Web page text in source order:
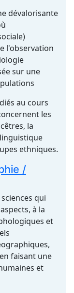
dévalorisante
l'observation
sur une
au cours
les
la
ethniques.
/
qui
à la
et
faisant une
et